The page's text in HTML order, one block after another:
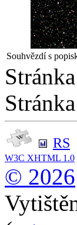
Souhvězdí s
RS
W3C XHTML 1.0
© 2026